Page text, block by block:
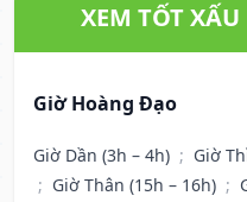
XEM TỐT
Giờ Hoàng Đạo
Giờ Dần (3h – 4h) ; Giờ
; Giờ Thân (15h – 16h) ;